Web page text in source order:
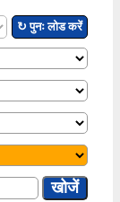
↻ पुनः लोड करें